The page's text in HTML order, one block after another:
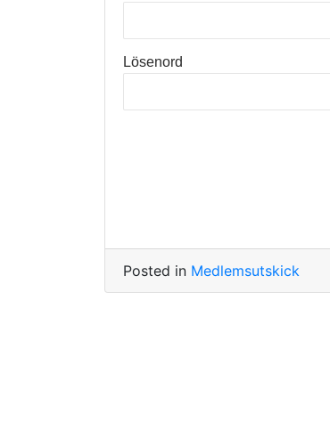
Lösenord
Posted in Medlemsutskick